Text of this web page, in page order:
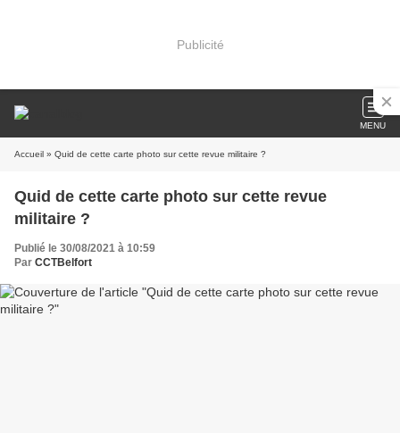
Publicité
MENU
Accueil » Quid de cette carte photo sur cette revue militaire ?
Quid de cette carte photo sur cette revue
militaire ?
Publié le 30/08/2021 à 10:59
Par CCTBelfort